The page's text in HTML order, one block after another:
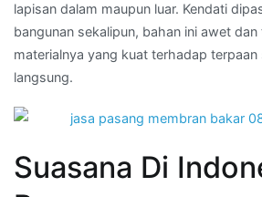
lapisan dalam maupun luar. Kendati
bangunan sekalipun, bahan ini awet dan
materialnya yang kuat terhadap terpaan
langsung.
Suasana Di